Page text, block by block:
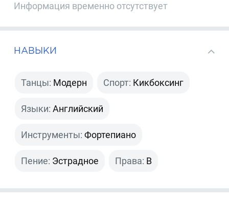
Информация временно отсутствует
НАВЫКИ
Танцы: Модерн Спорт: Кикбоксинг
Языки: Английский
Инструменты: Фортепиано
Пение: Эстрадное Права: B